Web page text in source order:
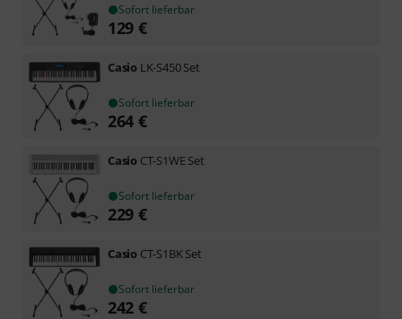
Sofort lieferbar
129 €
Casio LK-S450 Set
Sofort lieferbar
264 €
Casio CT-S1WE Set
Sofort lieferbar
229 €
Casio CT-S1BK Set
Sofort lieferbar
242 €